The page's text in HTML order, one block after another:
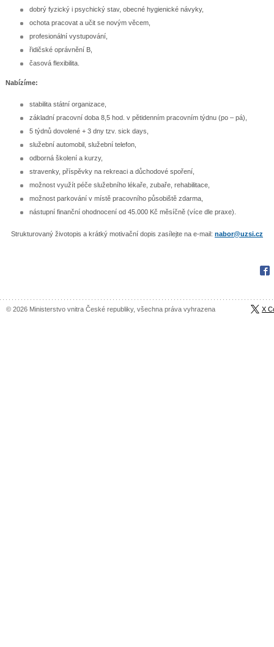
dobrý fyzický i psychický stav, obecné hygienické návyky,
ochota pracovat a učit se novým věcem,
profesionální vystupování,
řidičské oprávnění B,
časová flexibilita.
Nabízíme:
stabilita státní organizace,
základní pracovní doba 8,5 hod. v pětidenním pracovním týdnu (po – pá),
5 týdnů dovolené + 3 dny tzv. sick days,
služební automobil, služební telefon,
odborná školení a kurzy,
stravenky, příspěvky na rekreaci a důchodové spoření,
možnost využít péče služebního lékaře, zubaře, rehabilitace,
možnost parkování v místě pracovního působiště zdarma,
nástupní finanční ohodnocení od 45.000 Kč měsíčně (více dle praxe).
Strukturovaný životopis a krátký motivační dopis zasílejte na e-mail: nabor@uzsi.cz
© 2026 Ministerstvo vnitra České republiky, všechna práva vyhrazena X